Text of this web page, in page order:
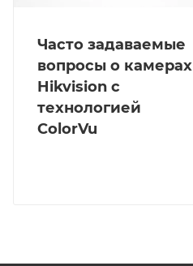
Часто задаваемые
вопросы о камерах
Hikvision с
технологией
ColorVu